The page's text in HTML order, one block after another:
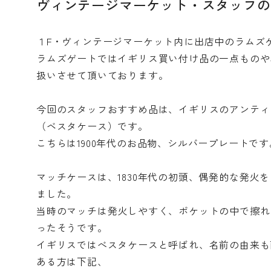
ヴィンテージマーケット・スタッフ
１F・ヴィンテージマーケット内に出店中のラムズ
ラムズゲートではイギリス買い付け品の一点もの
扱いさせて頂いております。
今回のスタッフおすすめ品は、イギリスのアンテ
（ベスタケース）です。
こちらは1900年代のお品物、シルバープレートで
マッチケースは、1830年代の初頭、偶発的な発火
ました。
当時のマッチは発火しやすく、ポケットの中で擦
ったそうです。
イギリスではべスタケースと呼ばれ、名前の由来
ある方は下記、